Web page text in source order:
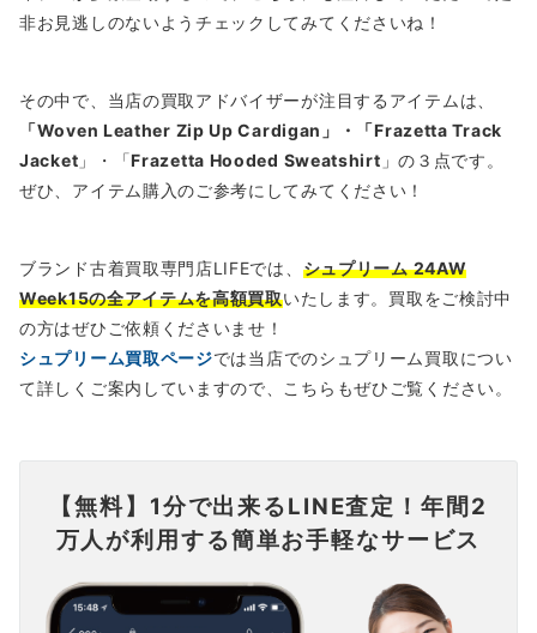
非お見逃しのないようチェックしてみてくださいね！
その中で、当店の買取アドバイザーが注目するアイテムは、
「Woven Leather Zip Up Cardigan 」・「Frazetta Track
Jacket 」・「Frazetta Hooded Sweatshirt 」の３点です。
ぜひ、アイテム購入のご参考にしてみてください！
ブランド古着買取専門店LIFEでは、 シュプリーム 24AW
Week15の全アイテムを高額買取いたします。買取をご検討中
の方はぜひご依頼くださいませ！
シュプリーム買取ページでは当店でのシュプリーム買取につい
て詳しくご案内していますので、こちらもぜひご覧ください。
【無料】1分で出来るLINE査定！年間2
万人が利用する簡単お手軽なサービス